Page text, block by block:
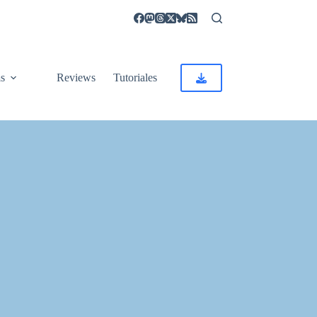
Reviews Tutoriales